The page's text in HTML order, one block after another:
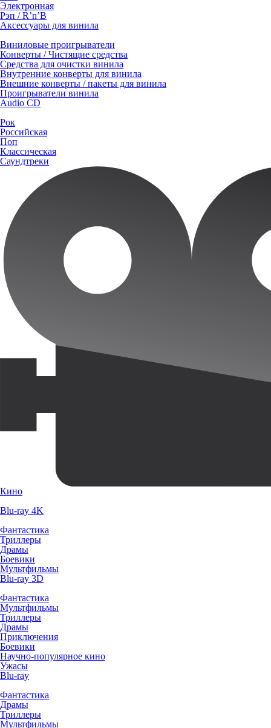
Электронная
Рэп / R’n’B
Аксессуары для винила
Виниловые проигрыватели
Конверты / Чистящие средства
Средства для очистки винила
Внутренние конверты для винила
Внешние конверты / пакеты для винила
Проигрыватели винила
Audio CD
Рок
Российская
Поп
Классическая
Саундтреки
Кино
Blu-ray 4K
Фантастика
Триллеры
Драмы
Боевики
Мультфильмы
Blu-ray 3D
Фантастика
Мультфильмы
Триллеры
Драмы
Приключения
Боевики
Научно-популярное кино
Ужасы
Blu-ray
Фантастика
Драмы
Триллеры
Мультфильмы